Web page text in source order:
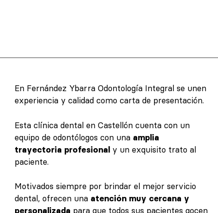
En Fernández Ybarra Odontología Integral se unen
experiencia y calidad como carta de presentación.
Esta clínica dental en Castellón cuenta con un
equipo de odontólogos con una amplia
trayectoria profesional y un exquisito trato al
paciente.
Motivados siempre por brindar el mejor servicio
dental, ofrecen una atención muy cercana y
personalizada para que todos sus pacientes gocen